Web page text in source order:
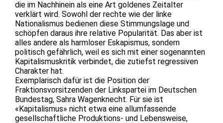
die im Nachhinein als eine Art goldenes Zeitalter
verklärt wird. Sowohl der rechte wie der linke
Nationalismus bedienen diese Stimmungslage und
schöpfen daraus ihre relative Popularität. Das aber ist
alles andere als harmloser Eskapismus, sondern
politisch gefährlich, weil es sich mit einer sogenannten
Kapitalismuskritik verbindet, die zutiefst regressiven
Charakter hat.
Exemplarisch dafür ist die Position der
Fraktionsvorsitzenden der Linkspartei im Deutschen
Bundestag, Sahra Wagenknecht. Für sie ist
«Kapitalismus» nicht etwa eine allumfassende
gesellschaftliche Produktions- und Lebensweise,